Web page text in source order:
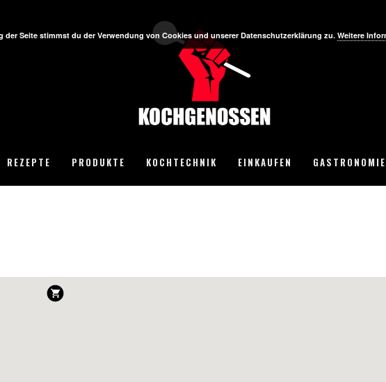
REZEPTE PRODUKTE KOCHTECHNIK EINKAUFEN GASTRONOMIE
der Seite stimmst du der Verwendung von Cookies und unserer Datenschutzerklärung zu. Weitere